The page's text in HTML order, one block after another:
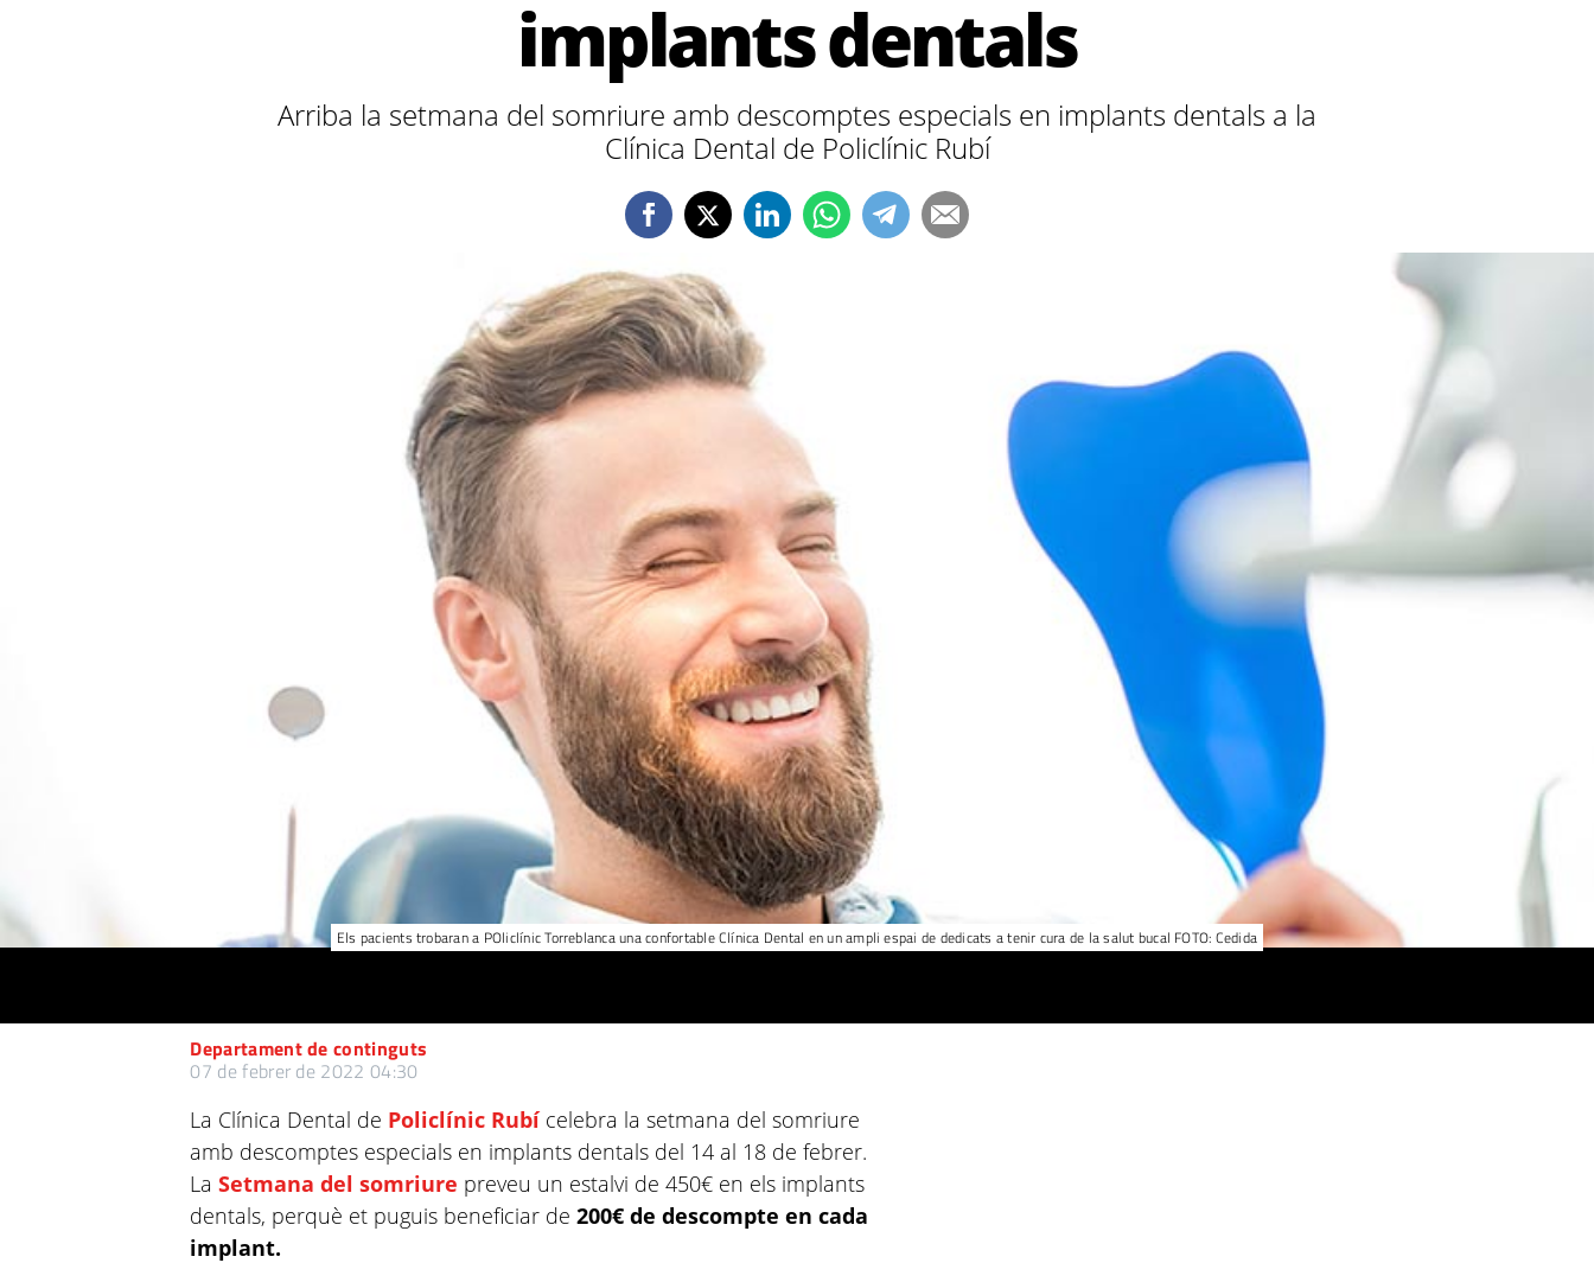
implants dentals
Arriba la setmana del somriure amb descomptes especials en implants dentals a la
Clínica Dental de Policlínic Rubí
Els pacients trobaran a POliclínic Torreblanca una confortable Clínica Dental en un ampli espai de dedicats a tenir cura de la salut bucal FOTO: Cedida
Departament de continguts
07 de febrer de 2022 04:30
La Clínica Dental de Policlínic Rubí celebra la setmana del somriure
amb descomptes especials en implants dentals del 14 al 18 de febrer.
LaSetmana del somriure preveu un estalvi de 450€ en els implants
dentals, perquè et puguis beneficiar de200€ de descompte en cada
implant.